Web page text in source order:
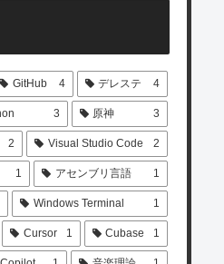
GitHub 4 デレステ 4
3 原神 3
2 Visual Studio Code 2
1 アセンブリ言語 1
Windows Terminal 1
Cursor 1 Cubase 1